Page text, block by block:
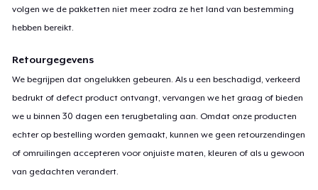
volgen we de pakketten niet meer zodra ze het land van bestemming
hebben bereikt.
Retourgegevens
We begrijpen dat ongelukken gebeuren. Als u een beschadigd, verkeerd
bedrukt of defect product ontvangt, vervangen we het graag of bieden
we u binnen 30 dagen een terugbetaling aan. Omdat onze producten
echter op bestelling worden gemaakt, kunnen we geen retourzendingen
of omruilingen accepteren voor onjuiste maten, kleuren of als u gewoon
van gedachten verandert.